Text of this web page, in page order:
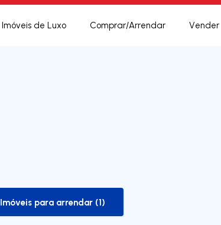
Imóveis de Luxo Comprar/Arrendar Vender
to-rent-listing
Imóveis para arrendar (1)